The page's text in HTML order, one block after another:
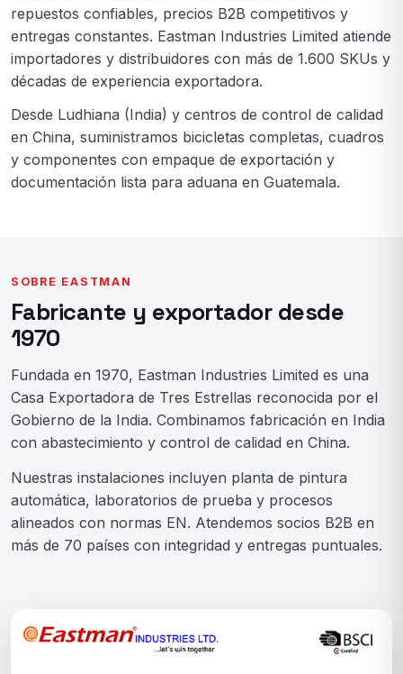
repuestos confiables, precios B2B competitivos y
entregas constantes. Eastman Industries Limited atiende
importadores y distribuidores con más de 1.600 SKUs y
décadas de experiencia exportadora.
Desde Ludhiana (India) y centros de control de calidad
en China, suministramos bicicletas completas, cuadros
y componentes con empaque de exportación y
documentación lista para aduana en Guatemala.
SOBRE EASTMAN
Fabricante y exportador desde
1970
Fundada en 1970, Eastman Industries Limited es una
Casa Exportadora de Tres Estrellas reconocida por el
Gobierno de la India. Combinamos fabricación en India
con abastecimiento y control de calidad en China.
Nuestras instalaciones incluyen planta de pintura
automática, laboratorios de prueba y procesos
alineados con normas EN. Atendemos socios B2B en
más de 70 países con integridad y entregas puntuales.